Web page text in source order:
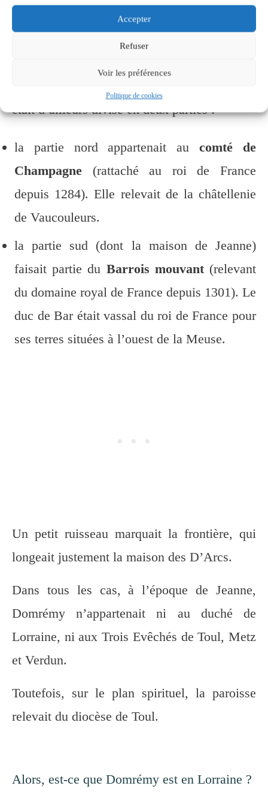
Accepter
Refuser
Voir les préférences
Politique de cookies
Mais qu’en était-il à sa naissance ?
Et c’est là que les choses se compliquent.
était d’ailleurs divisé en deux parties :
la partie nord appartenait aucomté de
Champagne (rattaché au roi de France
depuis 1284). Elle relevait de la châtellenie
de Vaucouleurs.
la partie sud (dont la maison de Jeanne)
faisait partie du Barrois mouvant(relevant
du domaine royal de France depuis 1301). Le
duc de Bar était vassal du roi de France pour
ses terres situées à l’ouest de la Meuse.
Un petit ruisseau marquait la frontière, qui
longeait justement la maison des D’Arcs.
Dans tous les cas, à l’époque de Jeanne,
Domrémy n’appartenait ni au duché de
Lorraine, ni aux Trois Evêchés de Toul, Metz
et Verdun.
Toutefois, sur le plan spirituel, la paroisse
relevait du diocèse de Toul.
Alors, est-ce que Domrémy est en Lorraine ?